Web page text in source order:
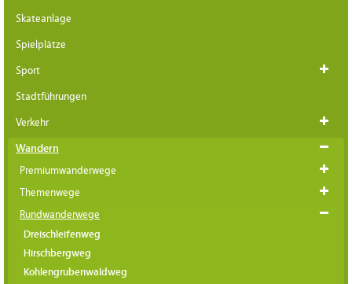
Skateanlage
Spielplätze
Sport
Stadtführungen
Verkehr
Wandern
Premiumwanderwege
Themenwege
Rundwanderwege
Dreischleifenweg
Hirschbergweg
Kohlengrubenwaldweg